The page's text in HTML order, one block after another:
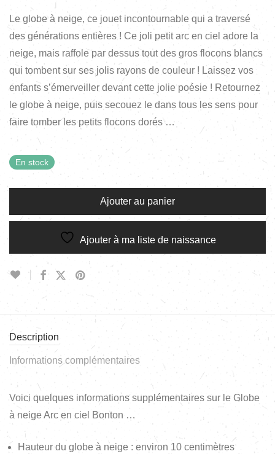
Le globe à neige, ce jouet incontournable qui a traversé
des générations entières ! Ce joli petit arc en ciel adore la
neige, mais raffole par dessus tout des gros flocons blancs
qui tombent sur ses jolis rayons de couleur ! Laissez vos
enfants s’émerveiller devant cette jolie poésie ! Retournez
le globe à neige, puis secouez le dans tous les sens pour
faire tomber les petits flocons dorés …
En stock
Ajouter au panier
Ajouter à ma liste de naissance
Description
Informations complémentaires
Voici quelques informations supplémentaires sur le Globe
à neige Arc en ciel Bonton …
Hauteur du globe à neige : environ 10 centimètres